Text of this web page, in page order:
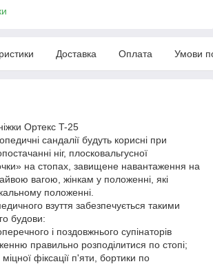
Доставка Оплата Умови
Ортекс T-25
сандалії будуть корисні при
ніг, плосковальгусної
на стопах, завищене навантаження на
вагою, жінкам у положенні, які
положенні.
взуття забезпечується такими
будови:
і поздовжнього супінаторів
правильно розподілитися по стопі;
фіксації п'яти, бортики по